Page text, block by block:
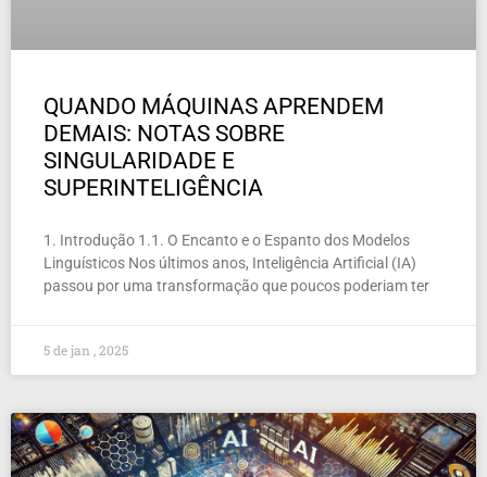
QUANDO MÁQUINAS APRENDEM
DEMAIS: NOTAS SOBRE
SINGULARIDADE E
SUPERINTELIGÊNCIA
1. Introdução 1.1. O Encanto e o Espanto dos Modelos
Linguísticos Nos últimos anos, Inteligência Artificial (IA)
passou por uma transformação que poucos poderiam ter
5 de jan , 2025